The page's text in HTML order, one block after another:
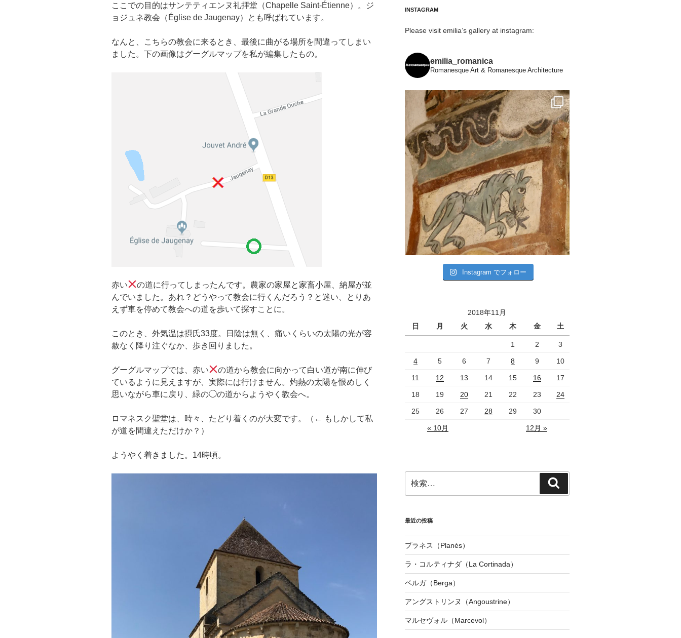
ここでの目的はサンテティエンヌ礼拝堂（Chapelle Saint-Étienne）。ジ
ョジュネ教会（Église de Jaugenay）とも呼ばれています。
なんと、こちらの教会に来るとき、最後に曲がる場所を間違ってしまい
ました。下の画像はグーグルマップを私が編集したもの。
赤い
の道に行ってしまったんです。農家の家屋と家畜小屋、納屋が並
んでいました。あれ？どうやって教会に行くんだろう？と迷い、とりあ
えず車を停めて教会への道を歩いて探すことに。
このとき、外気温は摂氏33度。日陰は無く、痛いくらいの太陽の光が容
赦なく降り注ぐなか、歩き回りました。
グーグルマップでは、赤い
の道から教会に向かって白い道が南に伸び
ているように見えますが、実際には行けません。灼熱の太陽を恨めしく
思いながら車に戻り、緑の◯の道からようやく教会へ。
ロマネスク聖堂は、時々、たどり着くのが大変です。（← もしかして私
が道を間違えただけか？）
ようやく着きました。14時頃。
INSTAGRAM
Please visit emilia’s gallery at instagram:
emilia_romanica
Romanesque Art & Romanesque Architecture
Instagram でフォロー
2018年11月
日
月 火 水 木 金 土
1 2 3
4 5 6 7 8 9 10
11 12 13 14 15 16 17
18 19 20 21 22 23 24
25 26 27 28 29 30
« 10月 12月 »
索:
索
最近の投稿
プラネス（Planès）
ラ・コルティナダ（La Cortinada）
ベルガ（Berga）
アングストリンヌ（Angoustrine）
マルセヴォル（Marcevol）